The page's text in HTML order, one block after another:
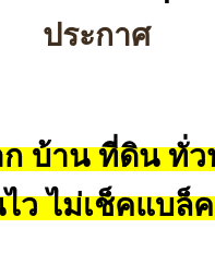
ประกาศ
บ้าน ที่ดิน ทั่ว
ไว ไม่เช็คแบล็